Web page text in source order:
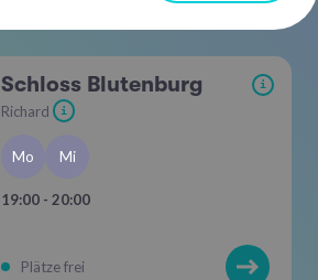
Schloss Blutenburg i
Richard i
Mo Mi
19:00 - 20:00
Plätze frei